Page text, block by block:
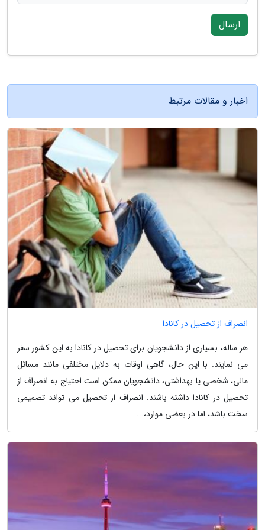
ارسال
اخبار و مقالات مرتبط
انصراف از تحصیل در کانادا
هر ساله، بسیاری از دانشجویان برای تحصیل در کانادا به این کشور سفر
می نمایند. با این حال، گاهی اوقات به دلایل مختلفی مانند مسائل
مالی، شخصی یا بهداشتی، دانشجویان ممکن است احتیاج به انصراف از
تحصیل در کانادا داشته باشند. انصراف از تحصیل می تواند تصمیمی
سخت باشد، اما در بعضی موارد،...